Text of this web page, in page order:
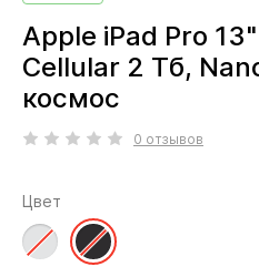
Apple iPad Pro
Cellular 2 Тб,
космос
0 отзывов
Цвет